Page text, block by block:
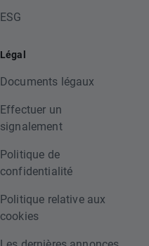
ESG
Légal
Documents légaux
Effectuer un
signalement
Politique de
confidentialité
Politique relative aux
cookies